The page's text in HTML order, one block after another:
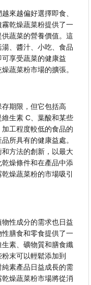
來越偏好選擇即食、
乾燥蔬菜粉提供了一
蔬菜的營養價值。這
、醬汁、小吃、食品
享受蔬菜的健康益
蔬菜粉市場的擴張。
期限，但它包括高
生素 C、葉酸和某些
工程度較低的食品的
所具有的健康益處。
方法的創新，以最大
燥條件和在產品中添
燥蔬菜粉的市場吸引
性成分的需求也日益
膳食和零食提供了一
素、礦物質和膳食纖
末可以輕鬆添加到
素產品日益成長的需
燥蔬菜粉市場將從消